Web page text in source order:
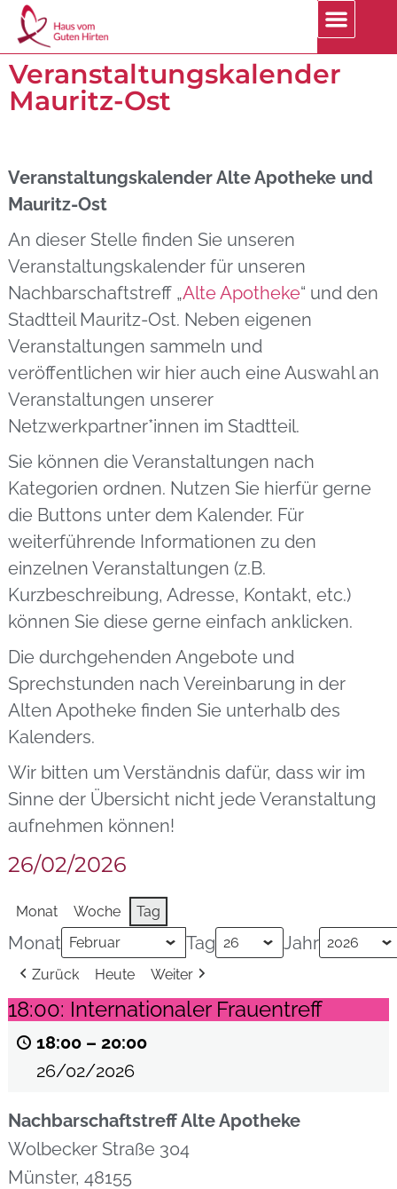
Veranstaltungskalender
Mauritz-Ost
Veranstaltungskalender Alte Apotheke und
Mauritz-Ost
An dieser Stelle finden Sie unseren
Veranstaltungskalender für unseren
Nachbarschaftstreff „Alte Apotheke“ und den
Stadtteil Mauritz-Ost. Neben eigenen
Veranstaltungen sammeln und
veröffentlichen wir hier auch eine Auswahl an
Veranstaltungen unserer
Netzwerkpartner*innen im Stadtteil.
Sie können die Veranstaltungen nach
Kategorien ordnen. Nutzen Sie hierfür gerne
die Buttons unter dem Kalender. Für
weiterführende Informationen zu den
einzelnen Veranstaltungen (z.B.
Kurzbeschreibung, Adresse, Kontakt, etc.)
können Sie diese gerne einfach anklicken.
Die durchgehenden Angebote und
Sprechstunden nach Vereinbarung in der
Alten Apotheke finden Sie unterhalb des
Kalenders.
Wir bitten um Verständnis dafür, dass wir im
Sinne der Übersicht nicht jede Veranstaltung
aufnehmen können!
26/02/2026
Monat Woche Tag
Monat Tag Jahr
Zurück Heute Weiter
18:00: Internationaler Frauentreff
18:00 – 20:00
26/02/2026
Nachbarschaftstreff Alte Apotheke
Wolbecker Straße 304
Münster, 48155